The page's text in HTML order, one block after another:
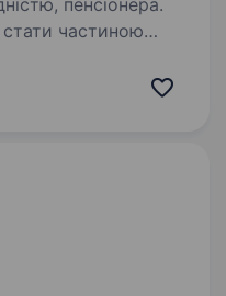
пенсіонера.
частиною